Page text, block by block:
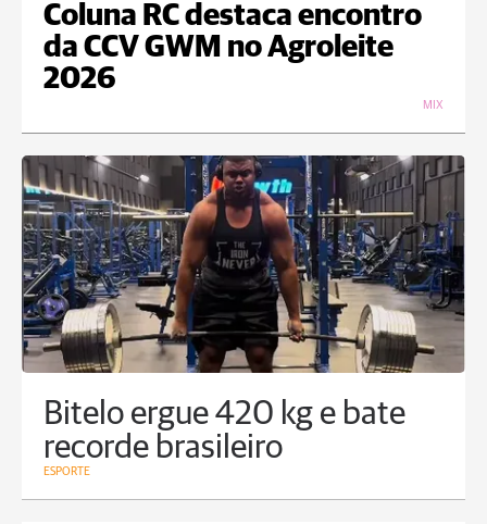
Coluna RC destaca encontro
da CCV GWM no Agroleite
2026
MIX
Bitelo ergue 420 kg e bate
recorde brasileiro
ESPORTE